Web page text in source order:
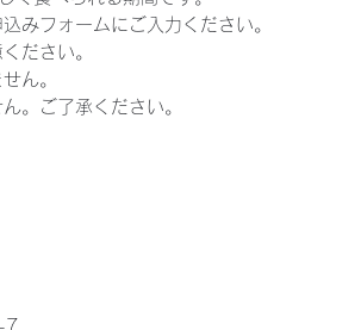
みフォームにご入力ください。
ださい。
ん。
。ご了承ください。
7